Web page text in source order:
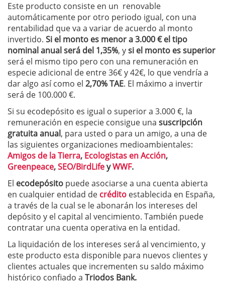
Este producto consiste en un renovable
automáticamente por otro periodo igual, con una
rentabilidad que va a variar de acuerdo al monto
invertido. Si el monto es menor a 3.000 € el tipo
nominal anual será del 1,35%, ysi el monto es superior
será el mismo tipo pero con una remuneración en
especie adicional de entre 36€ y 42€, lo que vendría a
dar algo así como el 2,70% TAE. El máximo a invertir
será de 100.000 €.
Si su ecodepósito es igual o superior a 3.000 €, la
remuneración en especie consigue una suscripción
gratuita anual, para usted o para un amigo, a una de
las siguientes organizaciones medioambientales:
Amigos de la Tierra, Ecologistas en Acción,
Greenpeace,SEO/BirdLifeyWWF.
El ecodepósito puede asociarse a una cuenta abierta
en cualquier entidad de crédito establecida en España,
a través de la cual se le abonarán los intereses del
depósito y el capital al vencimiento. También puede
contratar una cuenta operativa en la entidad.
La liquidación de los intereses será al vencimiento, y
este producto esta disponible para nuevos clientes y
clientes actuales que incrementen su saldo máximo
histórico confiado a Triodos Bank.